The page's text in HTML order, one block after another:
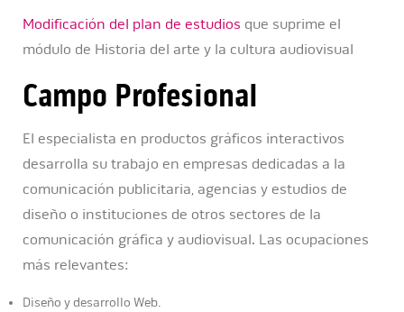
Modificación del plan de estudios que suprime el
módulo de Historia del arte y la cultura audiovisual
Campo Profesional
El especialista en productos gráficos interactivos
desarrolla su trabajo en empresas dedicadas a la
comunicación publicitaria, agencias y estudios de
diseño o instituciones de otros sectores de la
comunicación gráfica y audiovisual. Las ocupaciones
más relevantes:
Diseño y desarrollo Web.